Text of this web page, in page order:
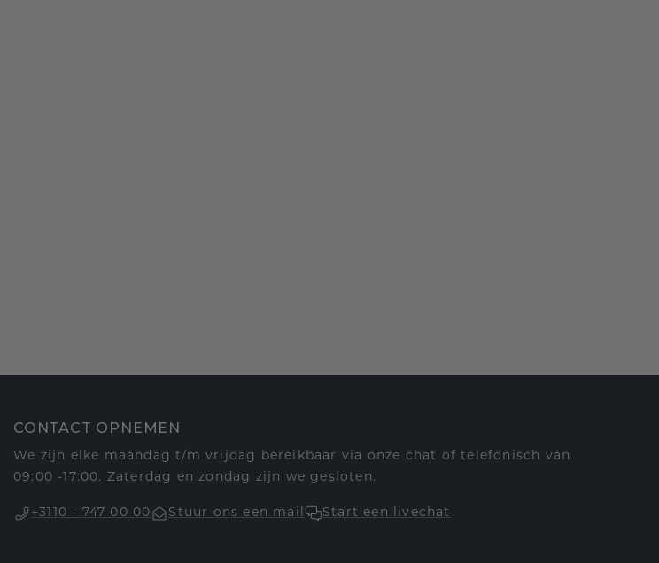
CONTACT OPNEMEN
We zijn elke maandag t/m vrijdag bereikbaar via onze chat of telefonisch van
09:00 -17:00. Zaterdag en zondag zijn we gesloten.
+3110 - 747 00 00 Stuur ons een mail Start een livechat